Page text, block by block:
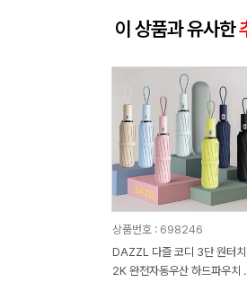
이 상품과 유사한
상품번호 : 698246
DAZZL 다즐 코디 3단 원터치
2K 완전자동우산 하드파우치